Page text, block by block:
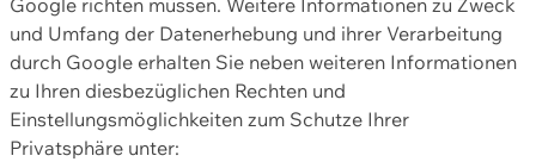
Google richten müssen. Weitere Informationen zu Zweck
und Umfang der Datenerhebung und ihrer Verarbeitung
durch Google erhalten Sie neben weiteren Informationen
zu Ihren diesbezüglichen Rechten und
Einstellungsmöglichkeiten zum Schutze Ihrer
Privatsphäre unter: